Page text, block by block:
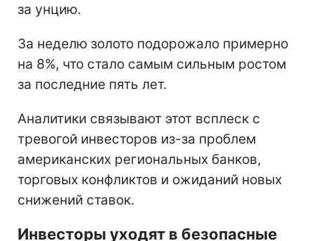
за унцию.
За неделю золото подорожало примерно
на 8%, что стало самым сильным ростом
за последние пять лет.
Аналитики связывают этот всплеск с
тревогой инвесторов из-за проблем
американских региональных банков,
торговых конфликтов и ожиданий новых
снижений ставок.
Инвесторы уходят в безопасные